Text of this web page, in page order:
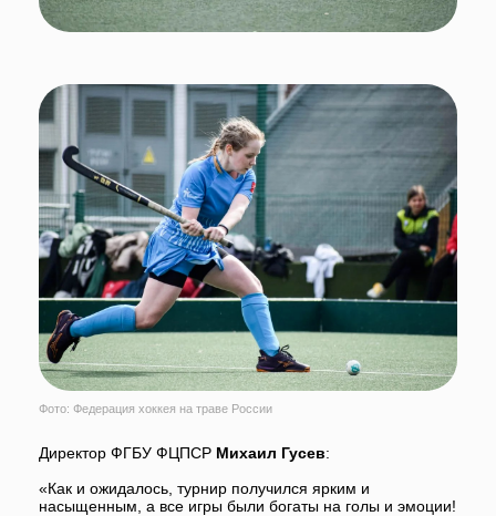
Директор ФГБУ ФЦПСР Михаил Гусев
места в национальной сборной страны, и думаю, что у
тренерского штаба не будет проблем с определением
состава на Первенство Европы! Еще раз хочу
поздравить победителей и призеров с заслуженными
наградами, а всех участников соревнований – с
достойным выступлением!»